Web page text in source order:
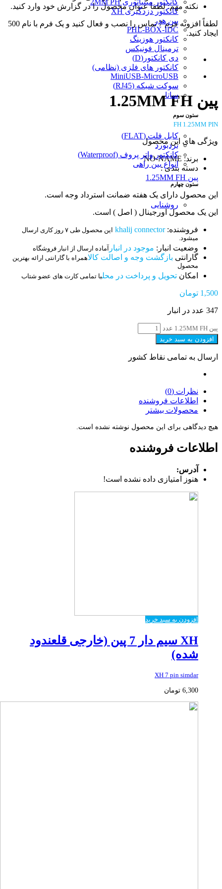
کانکتور دزدگیری XH
پین هدر
PHL-BOX-IDC
کانکتور هوزینگ
ترمینال فونیکس
دی کانکتور(D)
کانکتور های فلزی (نظامی)
MiniUSB-MicroUSB
سوکت شبکه (RJ45)
ساتا
ستون سوم
کابل فلت (FLAT)
بردبورد
کانکتور واتر پروف (Waterproof)
انواع بین راهی
ستون چهارم
روشنایی
نکته مهم: لطفا عنوان محصول را در گزارش خود وارد کنید.
لطفاً افزونه فرم 7 تماس را نصب و فعال کنید و یک فرم با نام 500
ایجاد کنید.
پین 1.25MM FH
FH 1.25MM PIN
ویژگی های این محصول
برند: NO-NAME
دسته بندی :
پین 1.25MM FH
این محصول دارای یک هفته ضمانت استرداد وجه است.
این یک محصول اورجینال ( اصل ) است.
فروشنده:khalij connector این محصول طی ۷ روز کاری ارسال
میشود.
وضعیت انبار: موجود در انبار آماده ارسال از انبار فروشگاه
گارانتی بازگشت وجه و اصالت کالاهمراه با گارانتی ارائه بهترین
محصول
امکان تحویل و پرداخت در محلبا تمامی کارت های عضو شتاب
1,500 تومان
347 عدد در انبار
پین 1.25MM FH عدد
افزودن به سبد خرید
ارسال به تمامی نقاط کشور
نظرات (0)
اطلاعات فروشنده
محصولات بیشتر
هیچ دیدگاهی برای این محصول نوشته نشده است.
اطلاعات فروشنده
آدرس:
هنوز امتیازی داده نشده است!
افزودن به سبد خرید
XH سیم دار 7 پین (خارجی قلعندود
شده)
XH 7 pin simdar
6,300 تومان